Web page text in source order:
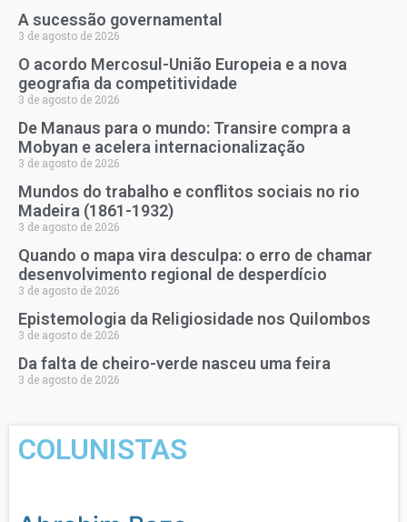
A sucessão governamental
3 de agosto de 2026
O acordo Mercosul-União Europeia e a nova
geografia da competitividade
3 de agosto de 2026
De Manaus para o mundo: Transire compra a
Mobyan e acelera internacionalização
3 de agosto de 2026
Mundos do trabalho e conflitos sociais no rio
Madeira (1861-1932)
3 de agosto de 2026
Quando o mapa vira desculpa: o erro de chamar
desenvolvimento regional de desperdício
3 de agosto de 2026
Epistemologia da Religiosidade nos Quilombos
3 de agosto de 2026
Da falta de cheiro-verde nasceu uma feira
3 de agosto de 2026
COLUNISTAS